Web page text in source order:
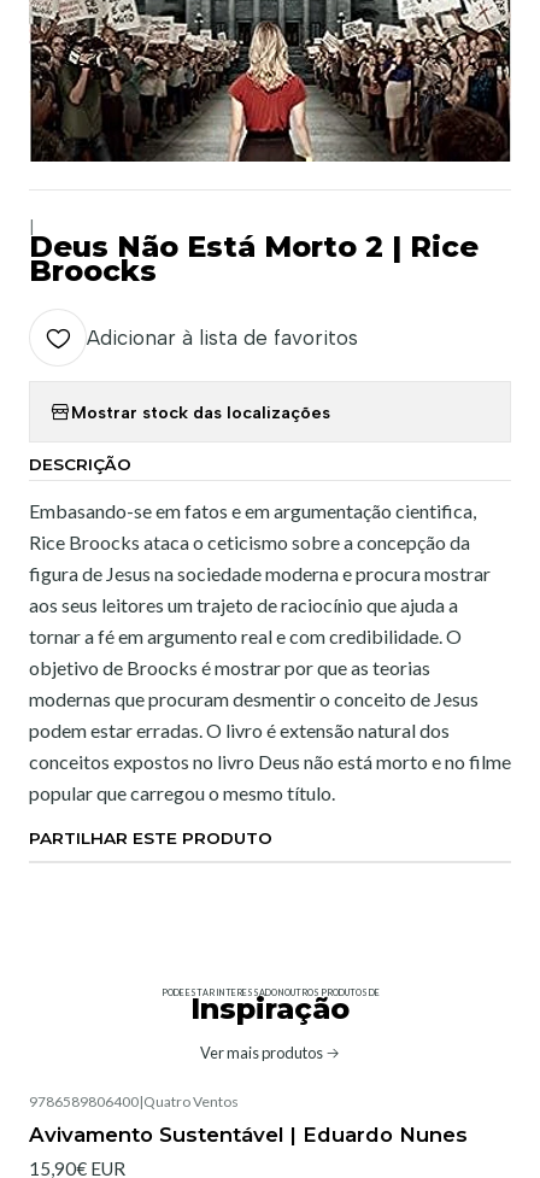
Deus Não Está Morto 2 | Rice
Broocks
Adicionar à lista de favoritos
Mostrar stock das localizações
DESCRIÇÃO
Embasando-se em fatos e em argumentação cientifica,
Rice Broocks ataca o ceticismo sobre a concepção da
figura de Jesus na sociedade moderna e procura mostrar
aos seus leitores um trajeto de raciocínio que ajuda a
tornar a fé em argumento real e com credibilidade. O
objetivo de Broocks é mostrar por que as teorias
modernas que procuram desmentir o conceito de Jesus
podem estar erradas. O livro é extensão natural dos
conceitos expostos no livro Deus não está morto e no filme
popular que carregou o mesmo título.
PARTILHAR ESTE PRODUTO
PODE ESTAR INTERESSADO NOUTROS PRODUTOS DE
Inspiração
Ver mais produtos
9786589806400|Quatro Ventos
Avivamento Sustentável | Eduardo Nunes
15,90€ EUR